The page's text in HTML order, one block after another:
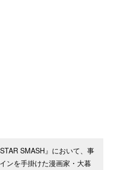
SMASH』において、事
ンを手掛けた漫画家・大暮